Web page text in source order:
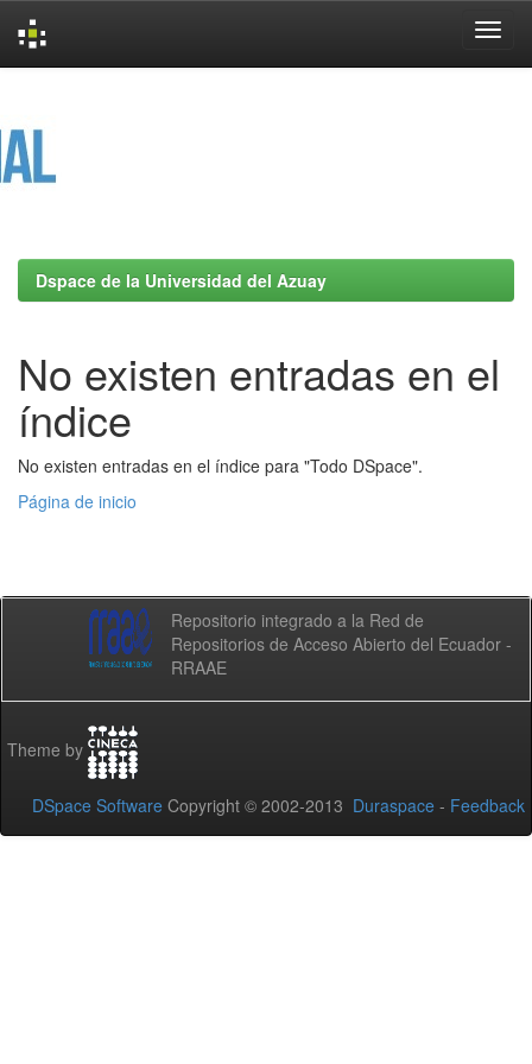
Dspace de la Universidad del Azuay
No existen entradas en el
índice
No existen entradas en el índice para "Todo DSpace".
Página de inicio
Repositorio integrado a la Red de
Repositorios de Acceso Abierto del Ecuador -
RRAAE
Theme by
DSpace Software Copyright © 2002-2013 Duraspace - Feedback